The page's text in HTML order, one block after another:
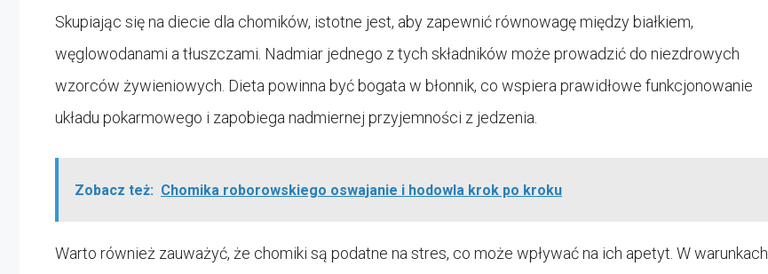
Skupiając się na diecie dla chomików, istotne jest, aby zapewnić równowagę między białkiem,
węglowodanami a tłuszczami. Nadmiar jednego z tych składników może prowadzić do niezdrowych
wzorców żywieniowych. Dieta powinna być bogata w błonnik, co wspiera prawidłowe funkcjonowanie
układu pokarmowego i zapobiega nadmiernej przyjemności z jedzenia.
Zobacz też: Chomika roborowskiego oswajanie i hodowla krok po kroku
Warto również zauważyć, że chomiki są podatne na stres, co może wpływać na ich apetyt. W warunkach